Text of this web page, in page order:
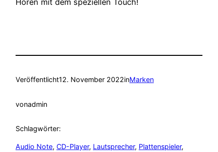
Veröffentlicht12. November 2022inMarken
vonadmin
Schlagwörter:
Audio Note, CD-Player, Lautsprecher, Plattenspieler